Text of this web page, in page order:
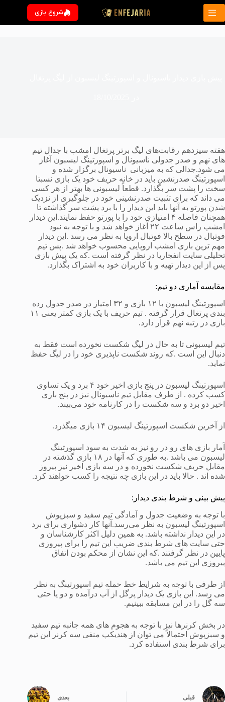
پرش
محتوا
شروع بازی
هفته سیزدهم رقابت‌های لیگ برتر پرتغال امشب با جدال تیم
های نهم و صدر جدولی ناسیونال و اسپورتینگ لیسبون آغاز
می شود.جدالی که به میزبانی ناسیونال برگزار شده و
اسپورتینگ صدرنشین باید در خانه حریف خود یک بازی نسبتا
سخت را پشت سر بگذارد. قطعاً لیسبونی ها بهتر از هر کسی
می داند که برای تثبیت صدرنشینی خود در جلوگیری از نزدیک
شدن پورتو به آنها باید این دیدار را با برد پشت سر گذاشته تا
همچنان فاصله ۴ امتیازی خود را با پورتو حفظ نمایند.این دیدار
امشب راس ساعت ۲۲ آغاز خواهد شد و با توجه به نبود
فوتبال در سطح بالا فوتبال اروپا به نظر می رسد .این دیدار
مهم ترین بازی امشب اروپایی محسوب خواهد شد .پس تیم
تحلیلی سایت انفجاریا در نظر گرفته است .که یک پیش بازی
پس از این دیدار تهیه و با کاربران خود به اشتراک بگذارد.
مقایسه آماری دو تیم:
اسپورتینگ لیسبون با ۱۲ بازی و ۳۲ امتیاز در صدر جدول رده
بندی پرتغال قرار گرفته . تیم حریف با یک بازی کمتر یعنی ۱۱
بازی در رتبه نهم قرار دارد.
تیم لیسبونی تا به حال در لیگ شکست نخورده است فقط به
دنبال این است .که روند شکست ناپذیری خود را در لیگ حفظ
نماید.
اسپورتینگ لیسبون در پنج بازی اخیر خود ۴ برد و یک تساوی
کسب کرده . از طرف مقابل تیم ناسیونال نیز در پنج بازی
اخیر دو برد و سه شکست را در کارنامه خود می‌بیند.
از آخرین شکست اسپورتینگ لیسبون ۱۴ بازی میگذرد.
آمار بازی های رو در رو نیز به شدت به سود اسپورتینگ
لیسبون می باشد .به طوری که آنها در ۱۸ بازی گذشته در
مقابل حریف شکست نخورده و در سه بازی اخیر نیز پیروز
شده اند . حالا باید در این بازی چه نتیجه را کسب خواهند کرد.
پیش بینی و شرط بندی دیدار:
با توجه به وضعیت جدول و آمادگی تیم سفید و سبزپوش
اسپورتینگ لیسبون به نظر می‌رسد.آنها کار دشواری برای برد
در این دیدار نداشته باشد. به همین دلیل اکثر کارشناسان و
حتی سایت های شرط بندی ضریب این تیم را برای پیروزی
پایین در نظر گرفتند .که این نشان از محکم بودن اتفاق
پیروزی این تیم می باشد.
از طرفی با توجه به شرایط خط حمله تیم اسپورتینگ به نظر
می رسد. این بازی یک دیدار پرگل از آب درآمده و دو یا حتی
سه گل را در این مسابقه ببینیم.
در بخش کرنرها نیز با توجه به هجوم های همه جانبه تیم سفید
و سبزپوش احتمالاً می توان از هندیکپ منفی سه کرنر این تیم
برای شرط بندی استفاده کرد.
قبلی بعدی